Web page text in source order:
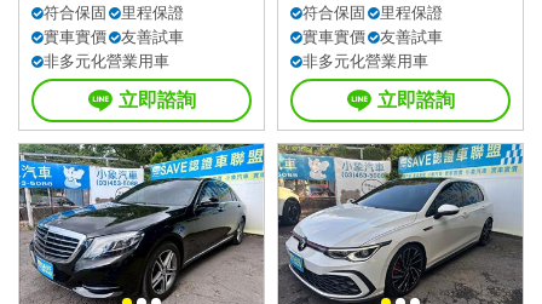
符合保固
里程保證
實車實價
友善試車
非多元化營業用車
立即諮詢
符合保固
里程保證
實車實價
友善試車
非多元化營業用車
立即諮詢